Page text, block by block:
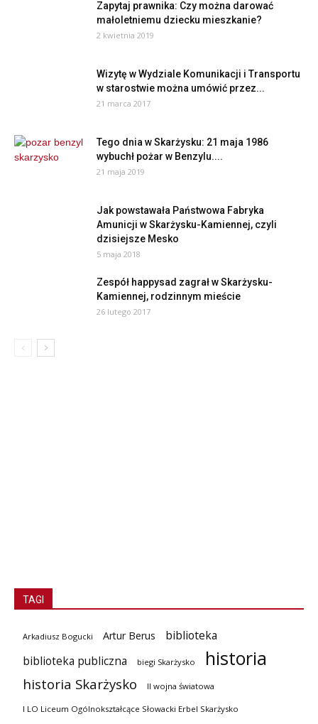
Zapytaj prawnika: Czy można darować
małoletniemu dziecku mieszkanie?
2 kwietnia 2019
Wizytę w Wydziale Komunikacji i Transportu
w starostwie można umówić przez...
21 marca 2017
Tego dnia w Skarżysku: 21 maja 1986
wybuchł pożar w Benzylu....
21 maja 2019
Jak powstawała Państwowa Fabryka
Amunicji w Skarżysku-Kamiennej, czyli
dzisiejsze Mesko
5 maja 2018
Zespół happysad zagrał w Skarżysku-
Kamiennej, rodzinnym mieście
26 lutego 2017
TAGI
Arkadiusz Bogucki Artur Berus
biblioteka
biblioteka publiczna
biegi Skarżysko historia
historia Skarżysko II wojna światowa
I LO Liceum Ogólnokształcące Słowacki Erbel Skarżysko